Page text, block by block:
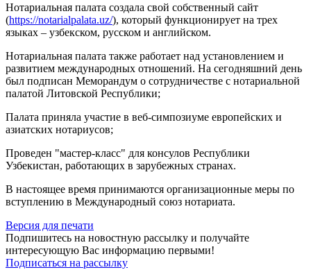
Нотариальная палата создала свой собственный сайт
(https://notarialpalata.uz/), который функционирует на трех
языках – узбекском, русском и английском.
Нотариальная палата также работает над установлением и
развитием международных отношений. На сегодняшний день
был подписан Меморандум о сотрудничестве с нотариальной
палатой Литовской Республики;
Палата приняла участие в веб-симпозиуме европейских и
азиатских нотариусов;
Проведен "мастер-класс" для консулов Республики
Узбекистан, работающих в зарубежных странах.
В настоящее время принимаются организационные меры по
вступлению в Международный союз нотариата.
Версия для печати
Подпишитесь на новостную рассылку и получайте
интересующую Вас информацию первыми!
Подписаться на рассылку